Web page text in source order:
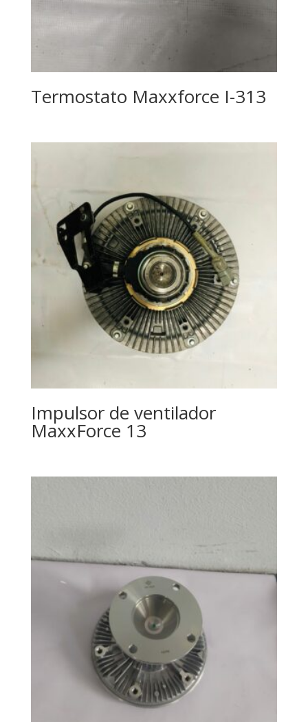
Termostato Maxxforce I-313
Impulsor de ventilador
MaxxForce 13